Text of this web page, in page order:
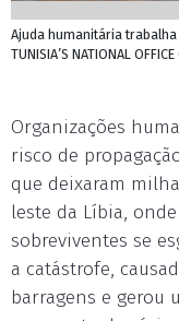
Ajuda humanitária trabalha
TUNISIA’S NATIONAL
Organizações
risco de
que deixaram
leste da Líbia,
sobreviventes se
a catástrofe,
barragens e gerou